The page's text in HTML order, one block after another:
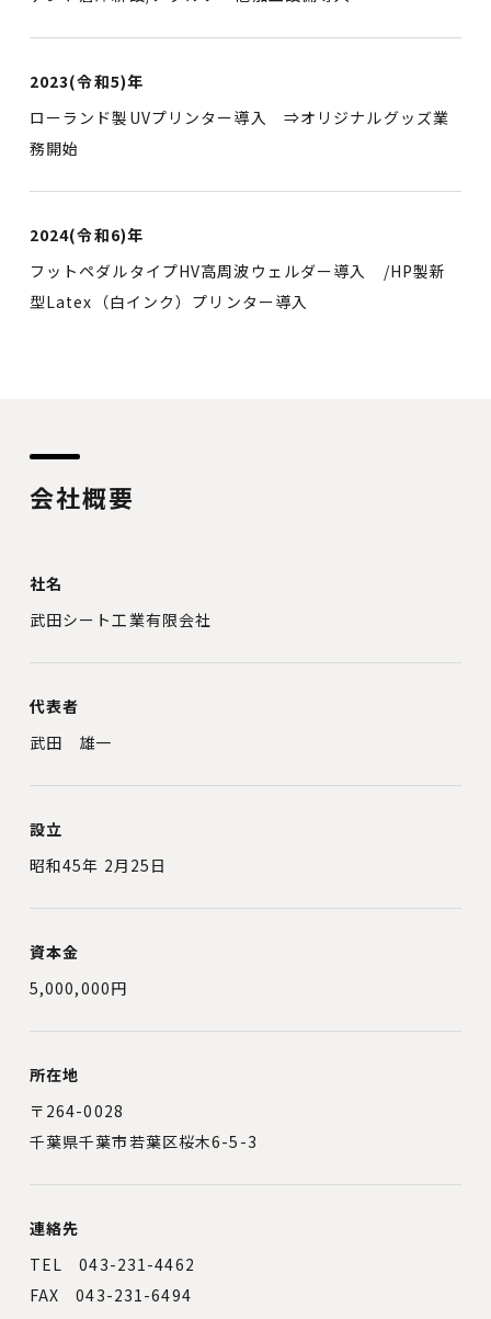
2023(令和5)年
ローランド製UVプリンター導入 ⇒オリジナルグッズ業
務開始
2024(令和6)年
フットペダルタイプHV高周波ウェルダー導入 /HP製新
型Latex（白インク）プリンター導入
会社概要
社名
武田シート工業有限会社
代表者
武田 雄一
設立
昭和45年 2月25日
資本金
5,000,000円
所在地
〒264-0028
千葉県千葉市若葉区桜木6-5-3
連絡先
TEL 043-231-4462
FAX 043-231-6494